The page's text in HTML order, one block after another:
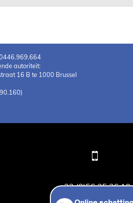
autoriteit:
16 B te 1000 Brussel
+32 (0)56 25 26 19